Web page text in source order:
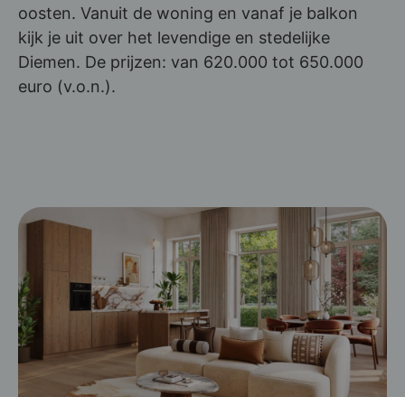
oosten. Vanuit de woning en vanaf je balkon
kijk je uit over het levendige en stedelijke
Diemen. De prijzen: van 620.000 tot 650.000
euro (v.o.n.).